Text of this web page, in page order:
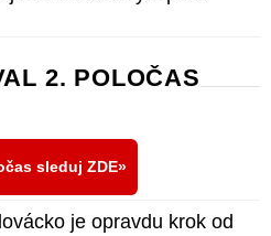
2. POLOČAS
sleduj ZDE
je opravdu krok od